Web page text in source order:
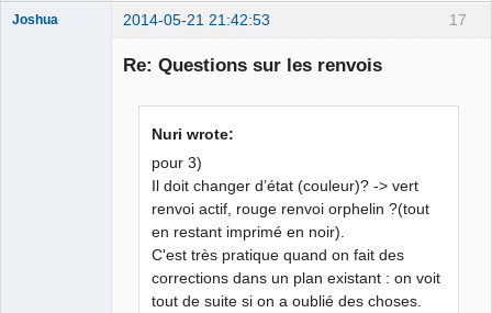
17
Joshua 2014-05-21 21:42:53
Re: Questions sur les renvois
Nuri wrote:
pour 3)
Il doit changer d’état (couleur)? -> vert
renvoi actif, rouge renvoi orphelin ?(tout
en restant imprimé en noir).
C'est très pratique quand on fait des
corrections dans un plan existant : on voit
tout de suite si on a oublié des choses.